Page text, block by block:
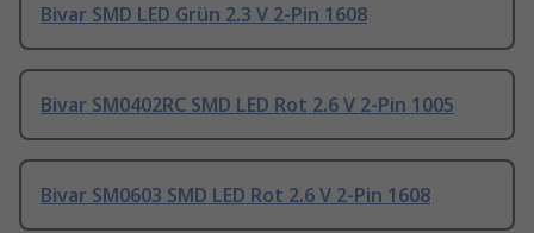
Bivar SMD LED Grün 2.3 V 2-Pin 1608
Bivar SM0402RC SMD LED Rot 2.6 V 2-Pin 1005
Bivar SM0603 SMD LED Rot 2.6 V 2-Pin 1608